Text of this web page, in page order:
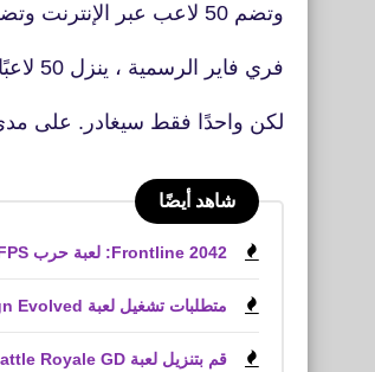
وتضم 50 لاعب عبر الإنترنت وتضم تقريبا كل مميزات لعبة
فري فاير الرسمية ، ينزل 50 لاعبًا بالمظلة على جزيرة الصحراء
لكن واحدًا فقط سيغادر. على
شاهد أيضًا
Frontline 2042: لعبة حرب FPS
متطلبات تشغيل لعبة Halo: Campaign Evolved على الكمبيوتر الشخصي
قم بتنزيل لعبة Battle Royale GD لأجهزة Android